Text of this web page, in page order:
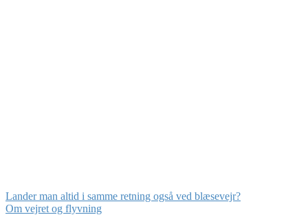
Lander man altid i samme retning også ved blæsevejr?
Om vejret og flyvning